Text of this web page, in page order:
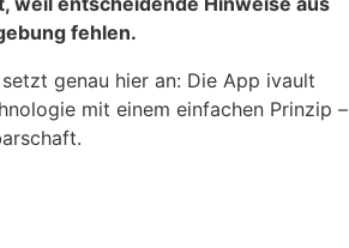
fehlen.
genau hier an: Die App ivault
mit einem einfachen Prinzip –